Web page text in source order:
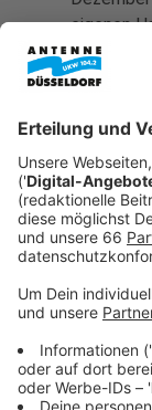
eigenen
Personen
zählen
Kinder bis
Jahren
Pflegeheime:
In
der
die Test-